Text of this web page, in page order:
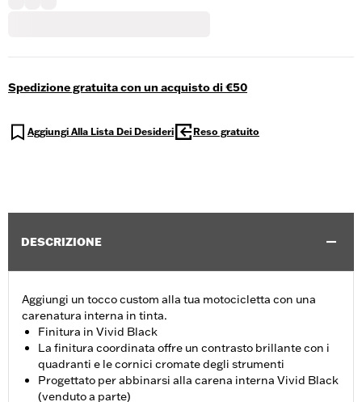
Spedizione gratuita con un acquisto di €50
Aggiungi Alla Lista Dei Desideri Reso gratuito
DESCRIZIONE
Aggiungi un tocco custom alla tua motocicletta con una
carenatura interna in tinta.
Finitura in Vivid Black
La finitura coordinata offre un contrasto brillante con i
quadranti e le cornici cromate degli strumenti
Progettato per abbinarsi alla carena interna Vivid Black
(venduto a parte)